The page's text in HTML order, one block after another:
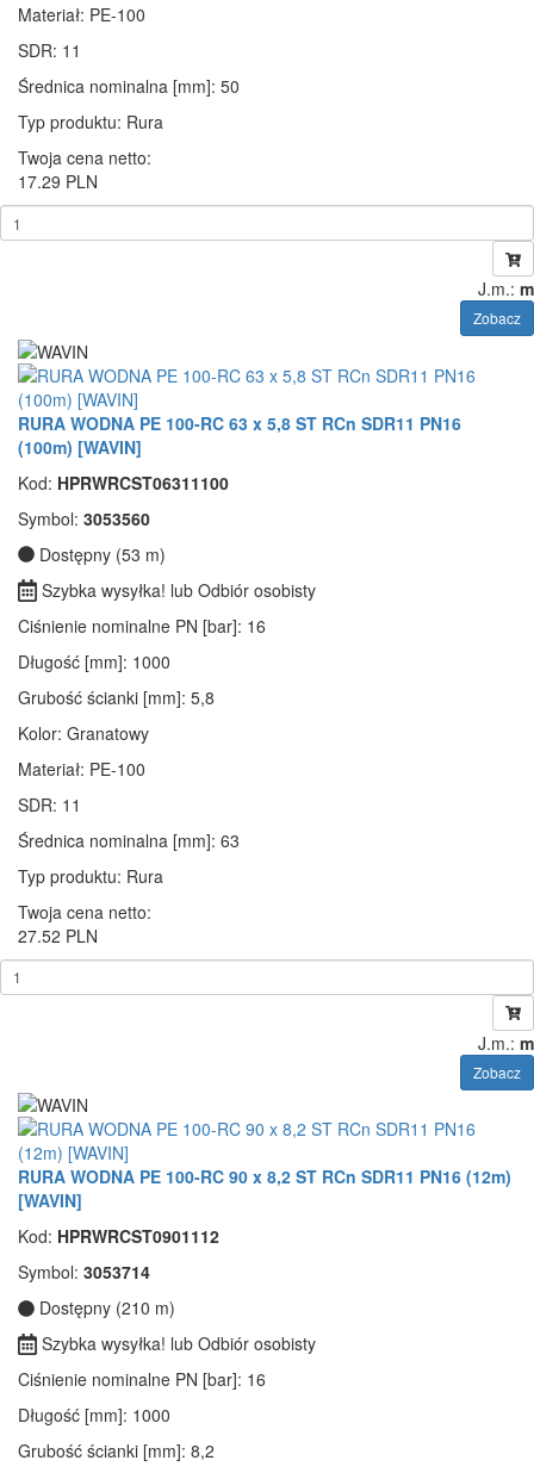
Materiał: PE-100
SDR: 11
Średnica nominalna [mm]: 50
Typ produktu: Rura
Twoja cena netto:
17.29 PLN
J.m.: m
Zobacz
RURA WODNA PE 100-RC 63 x 5,8 ST RCn SDR11 PN16
(100m) [WAVIN]
Kod: HPRWRCST06311100
Symbol: 3053560
Dostępny (53 m)
Szybka wysyłka! lub Odbiór osobisty
Ciśnienie nominalne PN [bar]: 16
Długość [mm]: 1000
Grubość ścianki [mm]: 5,8
Kolor: Granatowy
Materiał: PE-100
SDR: 11
Średnica nominalna [mm]: 63
Typ produktu: Rura
Twoja cena netto:
27.52 PLN
J.m.: m
Zobacz
RURA WODNA PE 100-RC 90 x 8,2 ST RCn SDR11 PN16 (12m)
[WAVIN]
Kod: HPRWRCST0901112
Symbol: 3053714
Dostępny (210 m)
Szybka wysyłka! lub Odbiór osobisty
Ciśnienie nominalne PN [bar]: 16
Długość [mm]: 1000
Grubość ścianki [mm]: 8,2